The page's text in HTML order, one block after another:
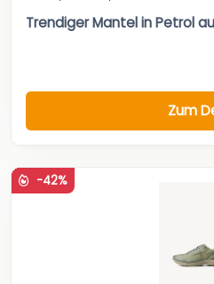
Trendiger Mantel in Petrol
Zum
-42%